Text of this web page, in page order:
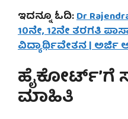
ಇದನ್ನೂ ಓದಿ:Dr
10ನೇ, 12ನೇ ತರಗತಿ
ವಿದ್ಯಾರ್ಥಿವೇತನ | ಅರ್ಜಿ
ಹೈಕೋರ್ಟ್’ಗೆ
ಮಾಹಿತಿ